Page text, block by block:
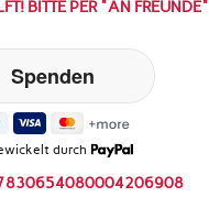
BITTE PER "AN FREUNDE"
durch